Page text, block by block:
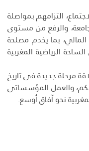
التزامهم بمواصلة
والرفع من مستوى
بما يخدم مصلحة
الرياضية المغربية
مرحلة جديدة في تاريخ
والعمل المؤسساتي
نحو آفاق أوسع.